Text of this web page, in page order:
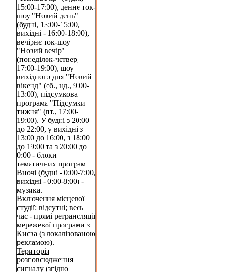
15:00-17:00), денне ток-
шоу "Новий день"
(будні, 13:00-15:00,
вихідні - 16:00-18:00),
вечірнє ток-шоу
"Новий вечір"
(понеділок-четвер,
17:00-19:00), шоу
вихідного дня "Новий
вікенд" (сб., нд., 9:00-
13:00), підсумкова
програма "Підсумки
тижня" (пт., 17:00-
19:00). У будні з 20:00
до 22:00, у вихідні з
13:00 до 16:00, з 18:00
до 19:00 та з 20:00 до
0:00 - блоки
тематичних програм.
Вночі (будні - 0:00-7:00,
вихідні - 0:00-8:00) -
музика.
Включення місцевої
студії: відсутні; весь
час - прямі ретрансляції
мережевої програми з
Києва (з локалізованою
рекламою).
Територія
розповсюдження
сигналу (згідно